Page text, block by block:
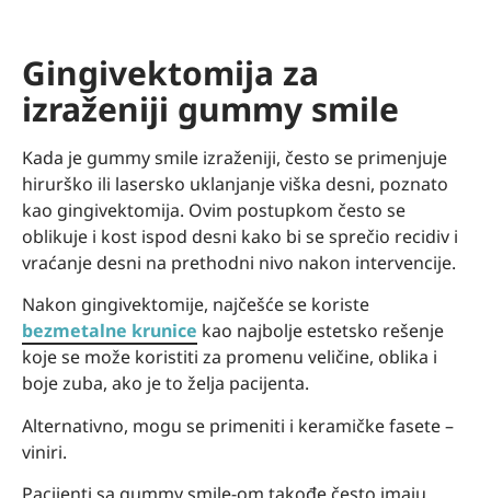
Gingivektomija za
izraženiji gummy smile
Kada je gummy smile izraženiji, često se primenjuje
hirurško ili lasersko uklanjanje viška desni, poznato
kao gingivektomija. Ovim postupkom često se
oblikuje i kost ispod desni kako bi se sprečio recidiv i
vraćanje desni na prethodni nivo nakon intervencije.
Nakon gingivektomije, najčešće se koriste
bezmetalne krunice kao najbolje estetsko rešenje
koje se može koristiti za promenu veličine, oblika i
boje zuba, ako je to želja pacijenta.
Alternativno, mogu se primeniti i keramičke fasete –
viniri.